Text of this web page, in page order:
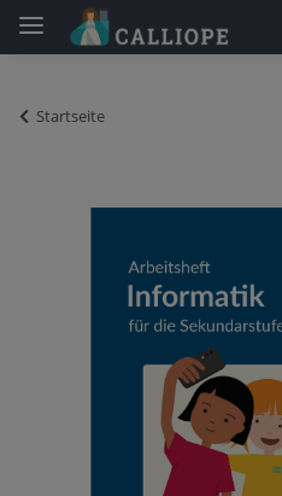
Startseite